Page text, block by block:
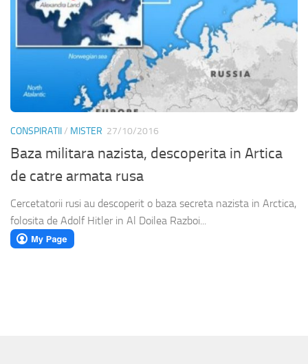
CONSPIRATII/ MISTER 27/10/2016
Baza militara nazista, descoperita in Artica
de catre armata rusa
Cercetatorii rusi au descoperit o baza secreta nazista in Arctica,
folosita de Adolf Hitler in Al Doilea Razboi...